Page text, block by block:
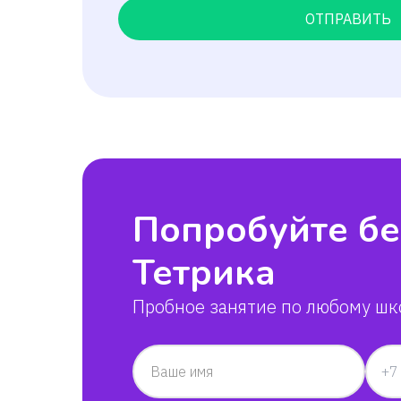
ОТПРАВИТЬ
Попробуйте
Тетрика
Пробное занятие по любому
Ваше имя